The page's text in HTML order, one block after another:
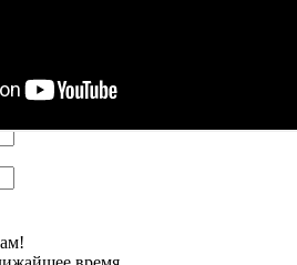
вам перезвоним: